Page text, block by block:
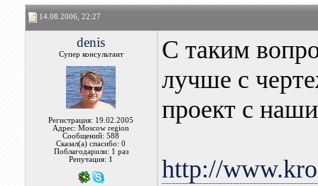
14.08.2006, 22:27
denis
Супер консультант
Регистрация: 19.02.2005
Адрес: Moscow region
Сообщений: 588
Сказал(а) спасибо: 0
Поблагодарили: 1 раз
Репутация: 1
С таким
лучше с
проект с
http://